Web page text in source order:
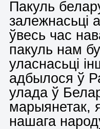
Пакуль
залежнасьці
ўвесь час
пакуль нам
уласнасьці
адбылося ў
улада ў
марыянетак,
нашага